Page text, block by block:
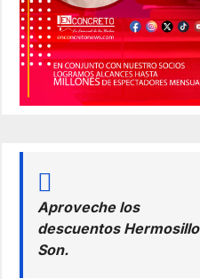
Aproveche los
descuentos Hermosillo
Son.